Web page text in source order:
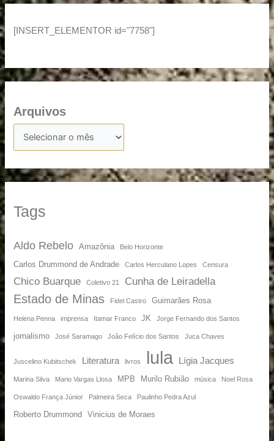
[INSERT_ELEMENTOR id="7758"]
Arquivos
Tags
Aldo Rebelo Amazônia Belo Horizonte
Carlos Drummond de Andrade Carlos Herculano Lopes Censura
Chico Buarque Coletivo 21 Cunha de Leiradella
Estado de Minas Fidel Castro Guimarães Rosa
Helena Penna imprensa Itamar Franco JK Jorge Fernando dos Santos
jornalismo José Saramago João Felício dos Santos Juca Chaves
Juscelino Kubitschek Literatura livros lula Lígia Jacques
Marina Silva Mario Vargas Llosa MPB Murilo Rubião música Noel Rosa
Oswaldo França Júnior Palmeira Seca Paulinho Pedra Azul
Roberto Drummond Vinicius de Moraes